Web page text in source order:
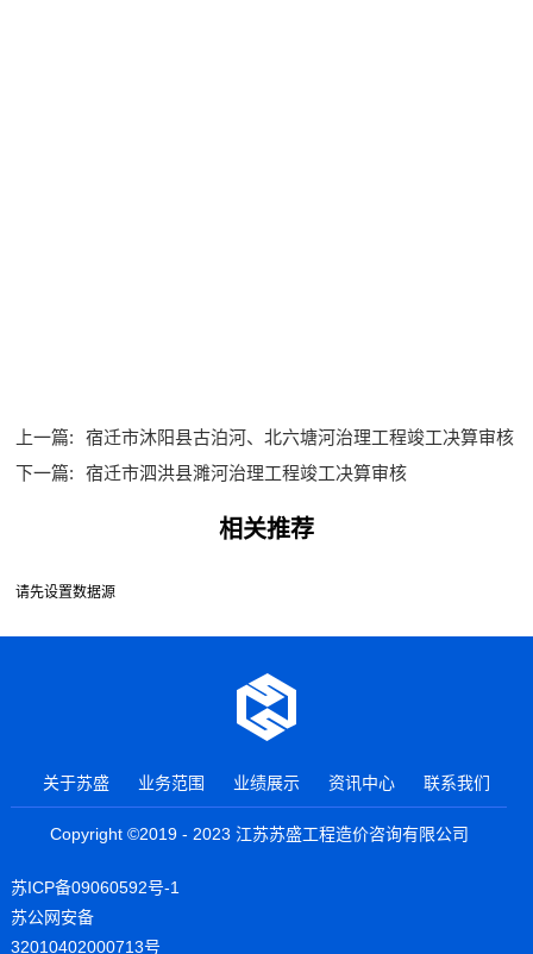
上一篇:
宿迁市沐阳县古泊河、北六塘河治理工程竣工决算审核
下一篇:
宿迁市泗洪县濉河治理工程竣工决算审核
相关推荐
请先设置数据源
关于苏盛 业务范围 业绩展示 资讯中心 联系我们
Copyright ©2019 - 2023 江苏苏盛工程造价咨询有限公司
苏ICP备09060592号-1
苏公网安备
32010402000713号